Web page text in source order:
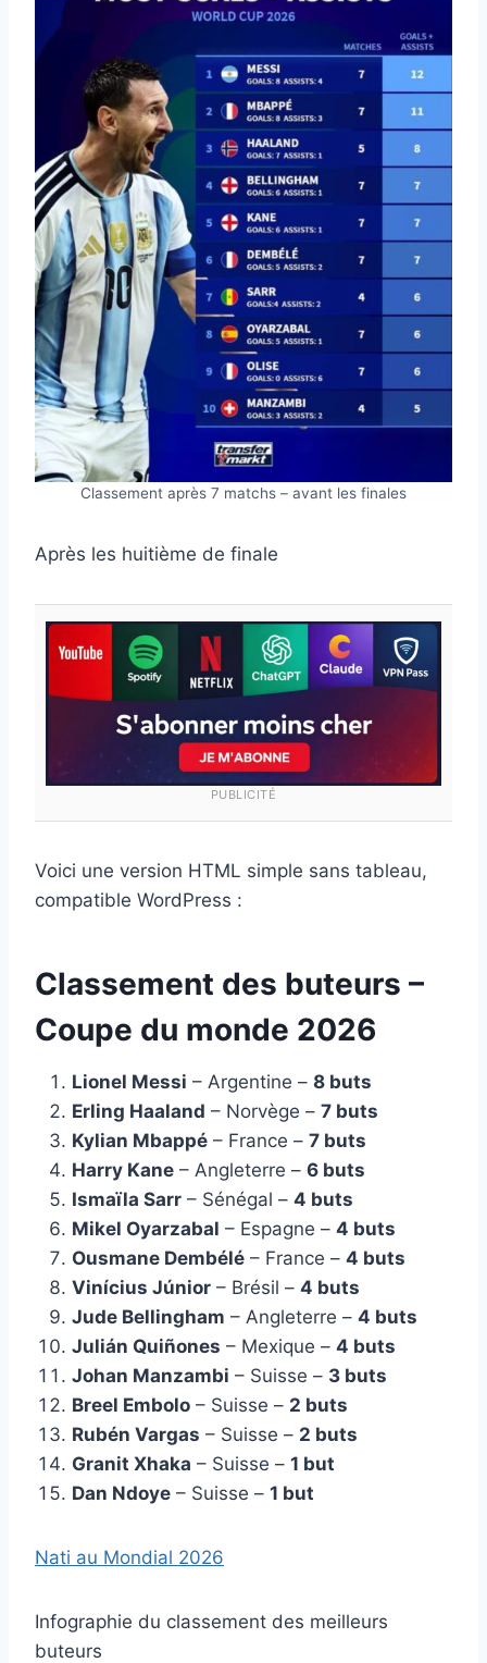
Classement après 7 matchs – avant les finales
Après les huitième de finale
PUBLICITÉ
Voici une version HTML simple sans tableau,
compatible WordPress :
Classement des buteurs –
Coupe du monde 2026
Lionel Messi – Argentine – 8 buts
Erling Haaland – Norvège – 7 buts
Kylian Mbappé – France – 7 buts
Harry Kane – Angleterre – 6 buts
Ismaïla Sarr – Sénégal – 4 buts
Mikel Oyarzabal – Espagne – 4 buts
Ousmane Dembélé – France – 4 buts
Vinícius Júnior – Brésil – 4 buts
Jude Bellingham – Angleterre – 4 buts
Julián Quiñones – Mexique – 4 buts
Johan Manzambi – Suisse – 3 buts
Breel Embolo – Suisse – 2 buts
Rubén Vargas – Suisse – 2 buts
Granit Xhaka – Suisse – 1 but
Dan Ndoye – Suisse – 1 but
Nati au Mondial 2026
Infographie du classement des meilleurs
buteurs